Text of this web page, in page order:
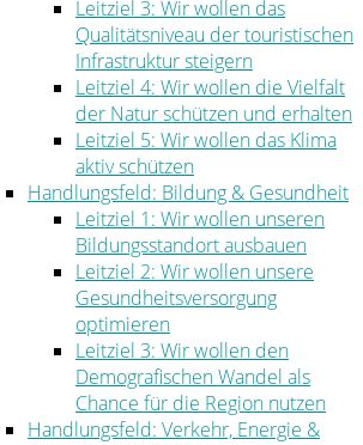
Leitziel 3: Wir wollen das
Qualitätsniveau der touristischen
Infrastruktur steigern
Leitziel 4: Wir wollen die Vielfalt
der Natur schützen und erhalten
Leitziel 5: Wir wollen das Klima
aktiv schützen
Handlungsfeld: Bildung & Gesundheit
Leitziel 1: Wir wollen unseren
Bildungsstandort ausbauen
Leitziel 2: Wir wollen unsere
Gesundheitsversorgung
optimieren
Leitziel 3: Wir wollen den
Demografischen Wandel als
Chance für die Region nutzen
Handlungsfeld: Verkehr, Energie &